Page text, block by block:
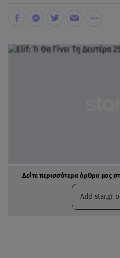
Δείτε περισσότερα άρθρα μας
Add star.gr